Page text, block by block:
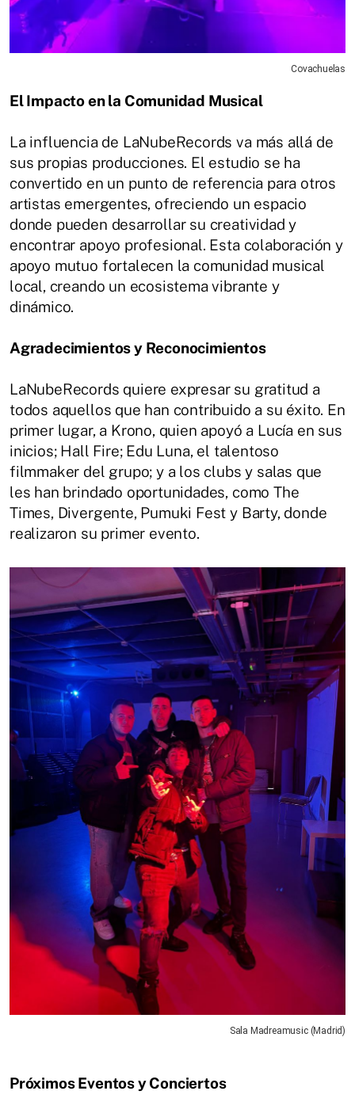
Covachuelas
El Impacto en la Comunidad Musical
La influencia de LaNubeRecords va más allá de
sus propias producciones. El estudio se ha
convertido en un punto de referencia para otros
artistas emergentes, ofreciendo un espacio
donde pueden desarrollar su creatividad y
encontrar apoyo profesional. Esta colaboración y
apoyo mutuo fortalecen la comunidad musical
local, creando un ecosistema vibrante y
dinámico.
Agradecimientos y Reconocimientos
LaNubeRecords quiere expresar su gratitud a
todos aquellos que han contribuido a su éxito. En
primer lugar, a Krono, quien apoyó a Lucía en sus
inicios; Hall Fire; Edu Luna, el talentoso
filmmaker del grupo; y a los clubs y salas que
les han brindado oportunidades, como The
Times, Divergente, Pumuki Fest y Barty, donde
realizaron su primer evento.
Sala Madreamusic (Madrid)
Próximos Eventos y Conciertos